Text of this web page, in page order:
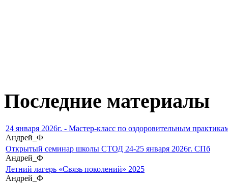
Последние материалы
24 января 2026г. - Мастер-класс по оздоровительным
Андрей_Ф
Открытый семинар школы СТОД 24-25 января 2026г. СПб
Андрей_Ф
Летний лагерь «Связь поколений» 2025
Андрей_Ф